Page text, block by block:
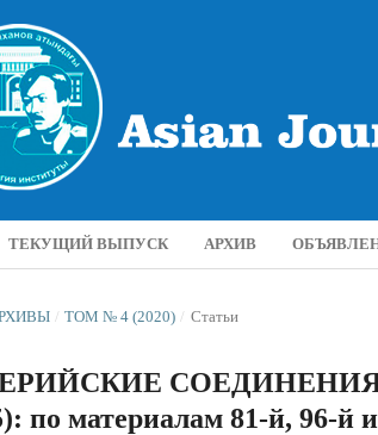
ТЕКУЩИЙ ВЫПУСК АРХИВ
/ ТОМ № 4 (2020) / Статьи
по материалам 81-й, 96-й